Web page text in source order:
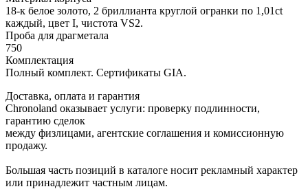
18-к белое золото, 2 бриллианта круглой огранки по 1,01ct
каждый, цвет I, чистота VS2.
Проба для драгметала
750
Комплектация
Полный комплект. Сертификаты GIA.
Доставка, оплата и гарантия
Chronoland оказывает услуги: проверку подлинности,
гарантию сделок
между физлицами, агентские соглашения и комиссионную
продажу.
Большая часть позиций в каталоге носит рекламный характер
или принадлежит частным лицам.